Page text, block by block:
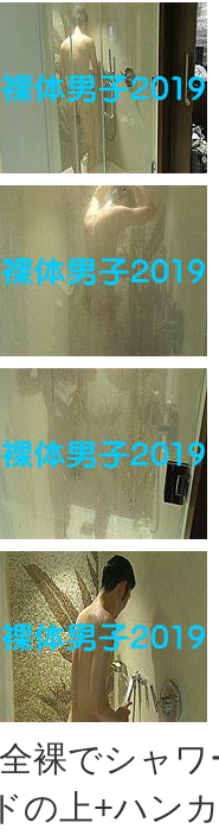
裸でシャワ
の上+ハン